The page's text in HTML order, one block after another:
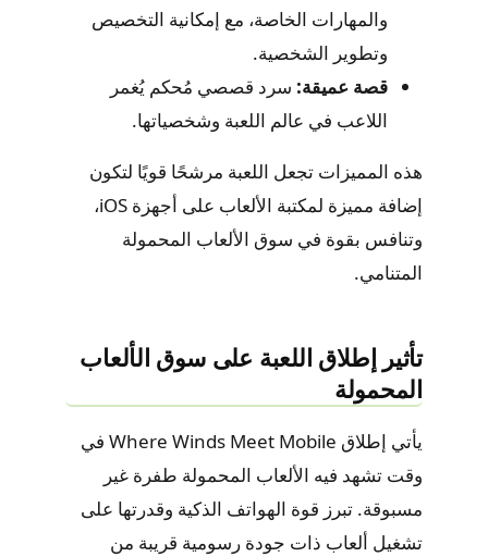
والمهارات الخاصة، مع إمكانية التخصيص
وتطوير الشخصية.
قصة عميقة: سرد قصصي مُحكم يُغمر
اللاعب في عالم اللعبة وشخصياتها.
هذه المميزات تجعل اللعبة مرشحًا قويًا لتكون
إضافة مميزة لمكتبة الألعاب على أجهزة iOS،
وتنافس بقوة في سوق الألعاب المحمولة
المتنامي.
تأثير إطلاق اللعبة على سوق الألعاب
المحمولة
يأتي إطلاق Where Winds Meet Mobile في
وقت تشهد فيه الألعاب المحمولة طفرة غير
مسبوقة. تبرز قوة الهواتف الذكية وقدرتها على
تشغيل ألعاب ذات جودة رسومية قريبة من